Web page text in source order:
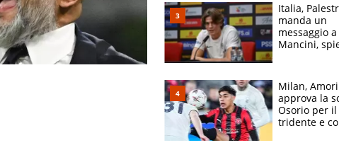
Italia,
manda un
messaggio a
Mancini,
l'alleanza con
Milan,
approva la
Osorio per il
tridente e